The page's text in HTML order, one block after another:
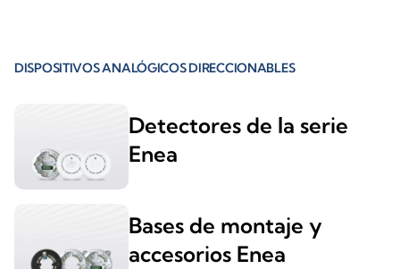
DISPOSITIVOS ANALÓGICOS DIRECCIONABLES
Detectores de la serie
Enea
Bases de montaje y
accesorios Enea